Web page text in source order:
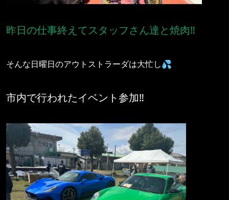
昨日の仕事終えてスタッフさん達と焼肉‼️
そんな日曜日のアウトストラーダは大忙し💦
市内で行われたイベント参加‼️